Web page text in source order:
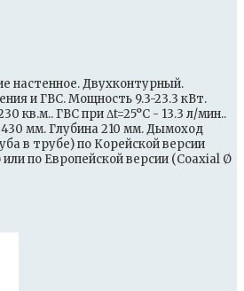
настенное. Двухконтурный.
и ГВС. Мощность 9.3-23.3 кВт.
кв.м.. ГВС при Δt=25°С - 13.3 л/мин..
мм. Глубина 210 мм. Дымоход
в трубе) по Корейской версии
по Европейской версии (Coaxial Ø